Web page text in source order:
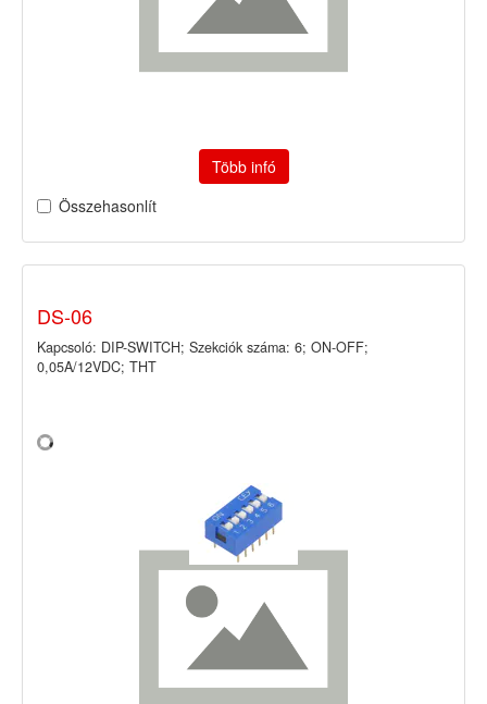
Több infó
Összehasonlít
DS-06
Kapcsoló: DIP-SWITCH; Szekciók száma: 6; ON-OFF;
0,05A/12VDC; THT